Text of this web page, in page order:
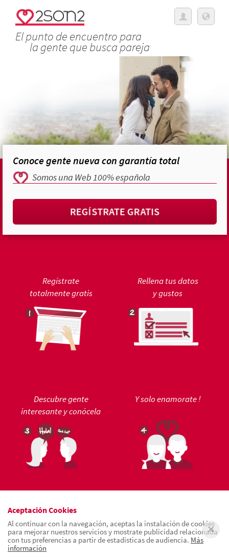
El punto de encuentro para
la gente que busca pareja
Conoce gente nueva con garantía total
Somos una Web 100% española
REGÍSTRATE GRATIS
Regístrate
totalmente gratis
Rellena tus datos
y gustos
Descubre gente
interesante y conócela
Y solo enamorate !
Aceptación Cookies
Al continuar con la navegación, aceptas la instalación de cookies
para mejorar nuestros servicios y mostrate publicidad relacionada
con tus preferencias a partir de estadísticas de audiencia. Más
información